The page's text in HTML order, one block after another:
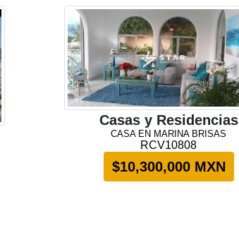
Casas y Residencias
CASA EN MARINA BRISAS
RCV10808
$10,300,000 MXN